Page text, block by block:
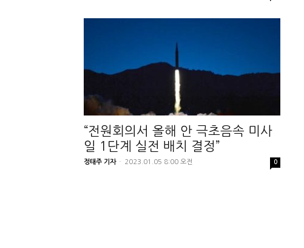
“전원회의서 올해 안 극초음속 미사
일 1단계 실전 배치 결정”
정태주 기자 - 2023.01.05 8:00 오전 0